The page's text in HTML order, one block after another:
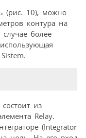
(рис. 10), можно
контура на
более
из
Relay.
(Integrator